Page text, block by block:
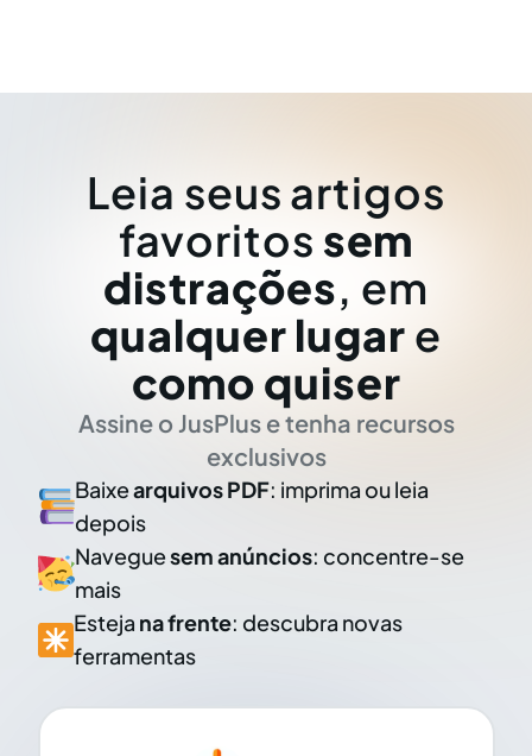
Leia seus artigos
favoritos sem
distrações, em
qualquer lugar e
como quiser
Assine o JusPlus e tenha recursos
exclusivos
Baixearquivos PDF: imprima ou leia
depois
Naveguesem anúncios: concentre-se
mais
Esteja na frente: descubra novas
ferramentas